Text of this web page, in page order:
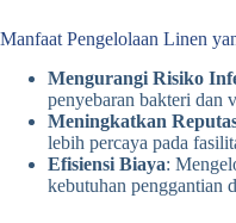
Manfaat Pengelolaan Linen
Mengurangi Risiko
penyebaran bakteri dan
Meningkatkan
lebih percaya pada
Efisiensi Biaya:
kebutuhan penggantian